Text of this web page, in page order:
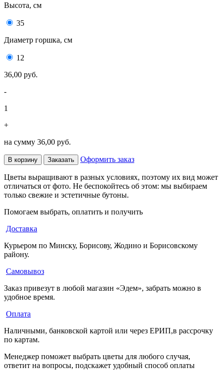
Высота, см
35
Диаметр горшка, см
12
36,00 руб.
-
1
+
на сумму 36,00 руб.
В корзину Заказать Оформить заказ
Цветы выращивают в разных условиях, поэтому их вид может
отличаться от фото. Не беспокойтесь об этом: мы выбираем
только свежие и эстетичные бутоны.
Помогаем выбрать, оплатить и получить
Доставка
Курьером по Минску, Борисову, Жодино и Борисовскому
району.
Самовывоз
Заказ привезут в любой магазин «Эдем», забрать можно в
удобное время.
Оплата
Наличными, банковской картой или через ЕРИП,в рассрочку
по картам.
Менеджер поможет выбрать цветы для любого случая,
ответит на вопросы, подскажет удобный способ оплаты